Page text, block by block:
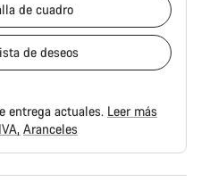
de cuadro
de deseos
entrega actuales. Leer más
IVA Aranceles